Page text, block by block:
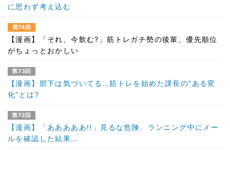
に思わず考え込む
第74回
【漫画】「それ、今飲む?」筋トレガチ勢の後輩、優先順位
がちょっとおかしい
第73回
【漫画】部下は気づいてる…筋トレを始めた課長の“ある変
化”とは?
第72回
【漫画】「あああああ!!」見るな危険、ランニング中にメー
ルを確認した結果…